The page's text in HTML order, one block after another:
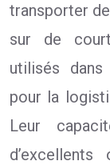
transporter
sur de
utilisés dans
pour la
Leur